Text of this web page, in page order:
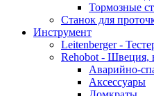
Тормозные
Станок для
Инструмент
Leitenberger -
Rehobot - Швеция,
Аварийно-
Аксессуары